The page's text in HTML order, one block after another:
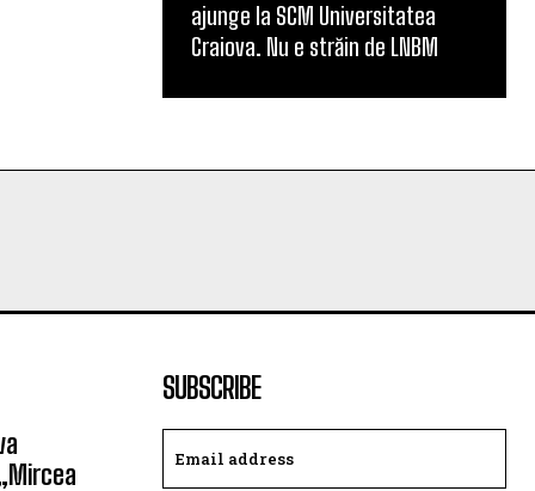
ajunge la SCM Universitatea
Craiova. Nu e străin de LNBM
SUBSCRIBE